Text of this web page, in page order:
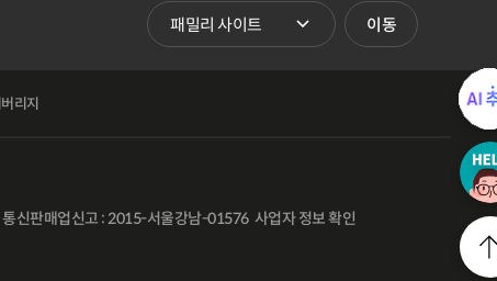
패밀리 사이트 바로가기
이동
리지
통신판매업신고 : 2015-서울강남-01576 사업자 정보 확인